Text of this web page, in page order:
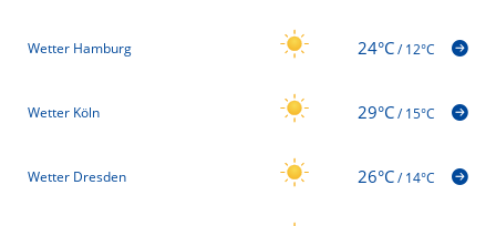
Wetter Hamburg 24°C/12°C
Wetter Köln 29°C/15°C
Wetter Dresden 26°C/14°C